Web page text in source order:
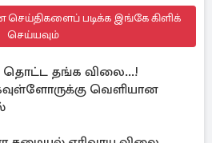
படிக்க இங்கே கிளிக்
செய்யவும்
தொட்ட தங்க விலை...!
வெளியான